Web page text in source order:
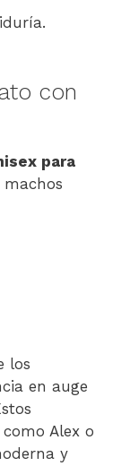
con
para
los
en auge
Alex o
y